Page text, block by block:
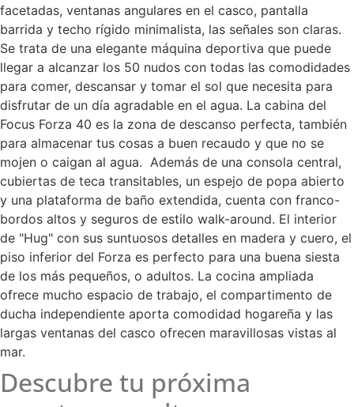
facetadas, ventanas angulares en el casco, pantalla
barrida y techo rígido minimalista, las señales son claras.
Se trata de una elegante máquina deportiva que puede
llegar a alcanzar los 50 nudos con todas las comodidades
para comer, descansar y tomar el sol que necesita para
disfrutar de un día agradable en el agua. La cabina del
Focus Forza 40 es la zona de descanso perfecta, también
para almacenar tus cosas a buen recaudo y que no se
mojen o caigan al agua. Además de una consola central,
cubiertas de teca transitables, un espejo de popa abierto
y una plataforma de baño extendida, cuenta con franco-
bordos altos y seguros de estilo walk-around. El interior
de "Hug" con sus suntuosos detalles en madera y cuero, el
piso inferior del Forza es perfecto para una buena siesta
de los más pequeños, o adultos. La cocina ampliada
ofrece mucho espacio de trabajo, el compartimento de
ducha independiente aporta comodidad hogareña y las
largas ventanas del casco ofrecen maravillosas vistas al
mar.
Descubre tu próxima